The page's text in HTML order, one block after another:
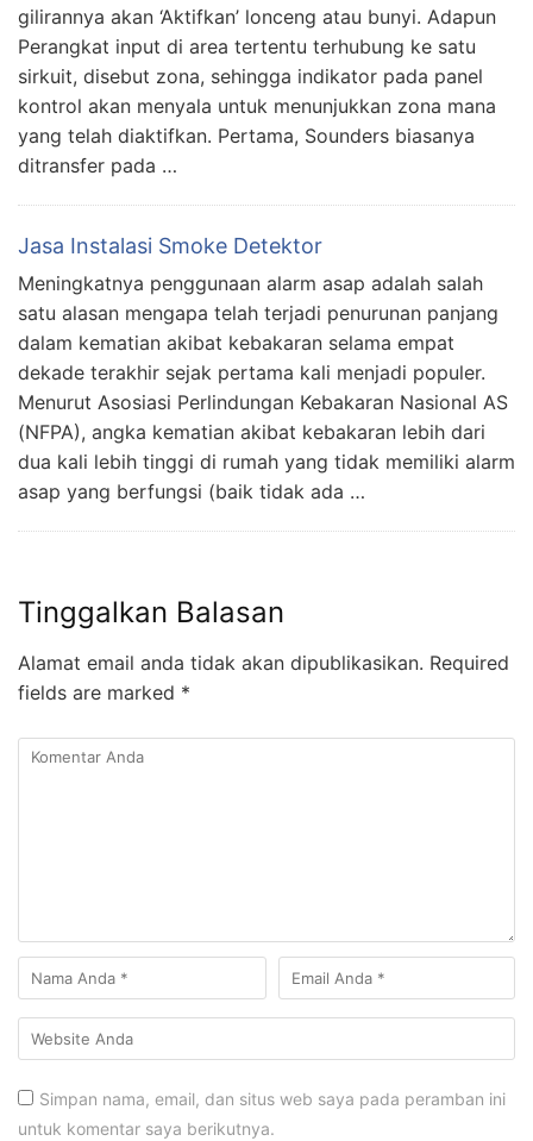
gilirannya akan ‘Aktifkan’ lonceng atau bunyi. Adapun
Perangkat input di area tertentu terhubung ke satu
sirkuit, disebut zona, sehingga indikator pada panel
kontrol akan menyala untuk menunjukkan zona mana
yang telah diaktifkan. Pertama, Sounders biasanya
ditransfer pada …
Jasa Instalasi Smoke Detektor
Meningkatnya penggunaan alarm asap adalah salah
satu alasan mengapa telah terjadi penurunan panjang
dalam kematian akibat kebakaran selama empat
dekade terakhir sejak pertama kali menjadi populer.
Menurut Asosiasi Perlindungan Kebakaran Nasional AS
(NFPA), angka kematian akibat kebakaran lebih dari
dua kali lebih tinggi di rumah yang tidak memiliki alarm
asap yang berfungsi (baik tidak ada …
Tinggalkan Balasan
Alamat email anda tidak akan dipublikasikan. Required
fields are marked *
Simpan nama, email, dan situs web saya pada peramban ini
untuk komentar saya berikutnya.